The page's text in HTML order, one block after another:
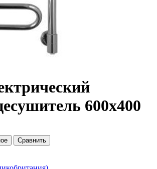
600x400
Сравнить